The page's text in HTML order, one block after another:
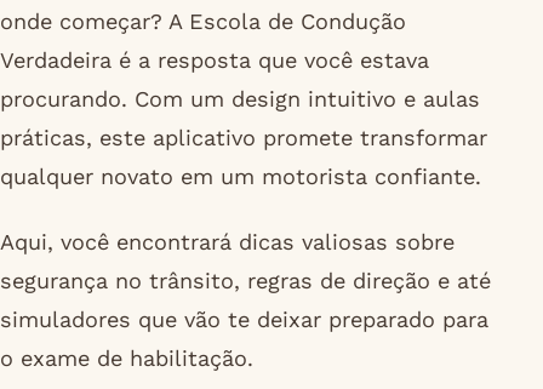
onde começar? A Escola de Condução
Verdadeira é a resposta que você estava
procurando. Com um design intuitivo e aulas
práticas, este aplicativo promete transformar
qualquer novato em um motorista confiante.
Aqui, você encontrará dicas valiosas sobre
segurança no trânsito, regras de direção e até
simuladores que vão te deixar preparado para
o exame de habilitação.